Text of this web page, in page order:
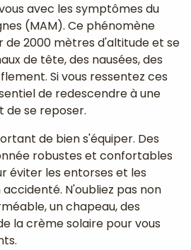
avec les symptômes du
(MAM). Ce phénomène
de 2000 mètres d'altitude et se
de tête, des nausées, des
Si vous ressentez ces
de redescendre à une
de se reposer.
de bien s'équiper. Des
robustes et confortables
éviter les entorses et les
N'oubliez pas non
un chapeau, des
la crème solaire pour vous